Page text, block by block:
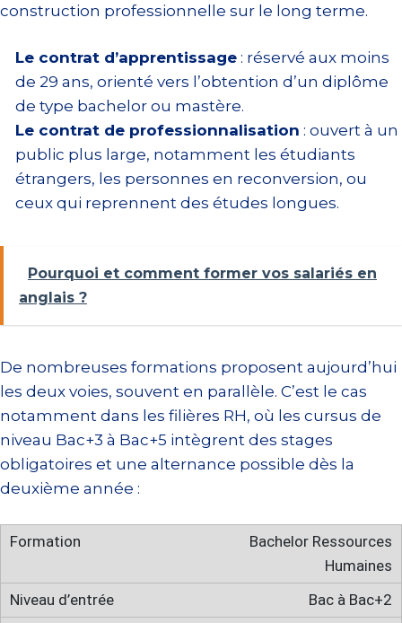
construction professionnelle sur le long terme.
Le contrat d’apprentissage : réservé aux moins
de 29 ans, orienté vers l’obtention d’un diplôme
de type bachelor ou mastère.
Le contrat de professionnalisation : ouvert à un
public plus large, notamment les étudiants
étrangers, les personnes en reconversion, ou
ceux qui reprennent des études longues.
Pourquoi et comment former vos salariés en
anglais ?
De nombreuses formations proposent aujourd’hui
les deux voies, souvent en parallèle. C’est le cas
notamment dans les filières RH, où les cursus de
niveau Bac+3 à Bac+5 intègrent des stages
obligatoires et une alternance possible dès la
deuxième année :
Bachelor Ressources
Humaines
Bac à Bac+2